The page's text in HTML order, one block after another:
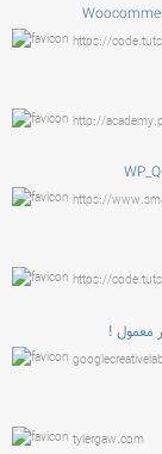
https://
http://
https://
https://
tylergaw.com